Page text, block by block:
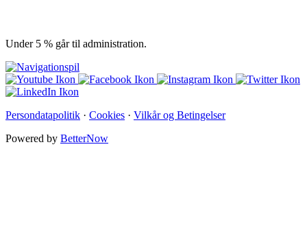
Under 5 % går til administration.
Persondatapolitik · Cookies · Vilkår og Betingelser
Powered by BetterNow